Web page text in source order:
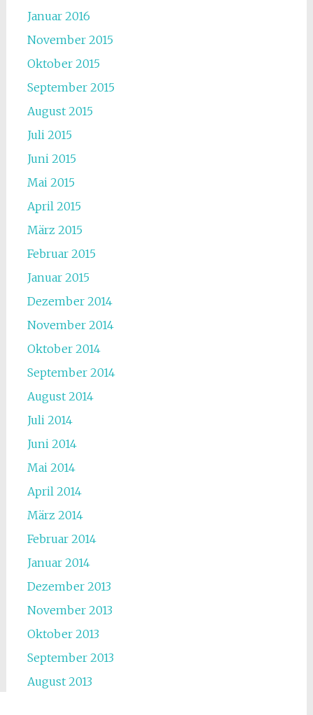
Januar 2016
November 2015
Oktober 2015
September 2015
August 2015
Juli 2015
Juni 2015
Mai 2015
April 2015
März 2015
Februar 2015
Januar 2015
Dezember 2014
November 2014
Oktober 2014
September 2014
August 2014
Juli 2014
Juni 2014
Mai 2014
April 2014
März 2014
Februar 2014
Januar 2014
Dezember 2013
November 2013
Oktober 2013
September 2013
August 2013